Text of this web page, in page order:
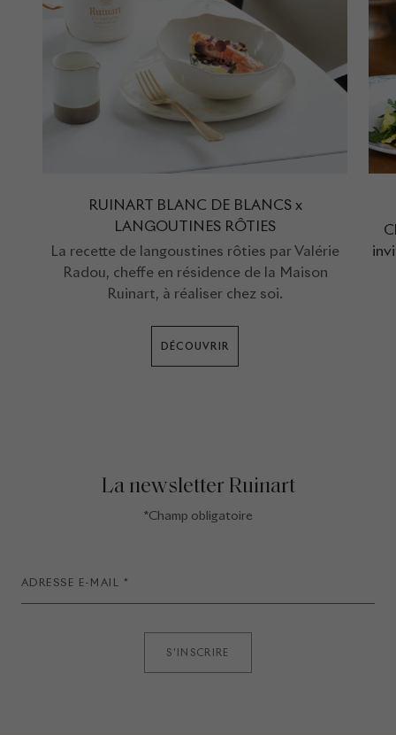
RUINART BLANC DE BLANCS x
LANGOUTINES RÔTIES
La recette de langoustines rôties par Valérie
Radou, cheffe en résidence de la Maison
Ruinart, à réaliser chez soi.
DÉCOUVRIR
La newsletter Ruinart
*Champ obligatoire
S'INSCRIRE